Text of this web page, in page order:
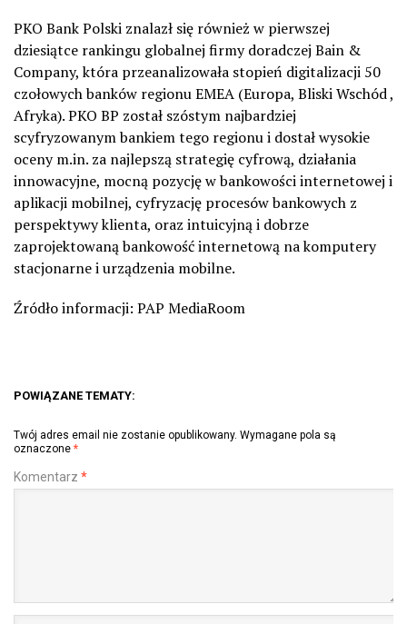
PKO Bank Polski znalazł się również w pierwszej
dziesiątce rankingu globalnej firmy doradczej Bain &
Company, która przeanalizowała stopień digitalizacji 50
czołowych banków regionu EMEA (Europa, Bliski Wschód ,
Afryka). PKO BP został szóstym najbardziej
scyfryzowanym bankiem tego regionu i dostał wysokie
oceny m.in. za najlepszą strategię cyfrową, działania
innowacyjne, mocną pozycję w bankowości internetowej i
aplikacji mobilnej, cyfryzację procesów bankowych z
perspektywy klienta, oraz intuicyjną i dobrze
zaprojektowaną bankowość internetową na komputery
stacjonarne i urządzenia mobilne.
Źródło informacji: PAP MediaRoom
POWIĄZANE TEMATY:
Twój adres email nie zostanie opublikowany. Wymagane pola są
oznaczone *
Komentarz *